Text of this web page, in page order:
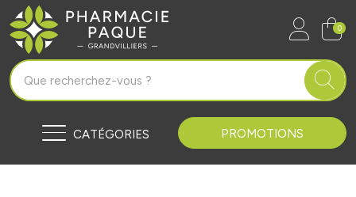
Pharmacie Paque Grandvilliers
0
CATÉGORIES PROMOTIONS